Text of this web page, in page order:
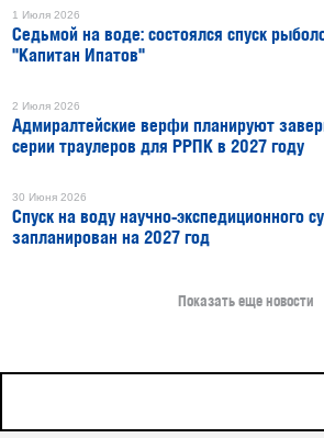
1 Июля 2026
Седьмой на воде: состоялся спуск
"Капитан Ипатов"
2 Июля 2026
Адмиралтейские верфи планируют
серии траулеров для РРПК в 2027 году
30 Июня 2026
Спуск на воду научно-экспедиционного
запланирован на 2027 год
Показать еще новости